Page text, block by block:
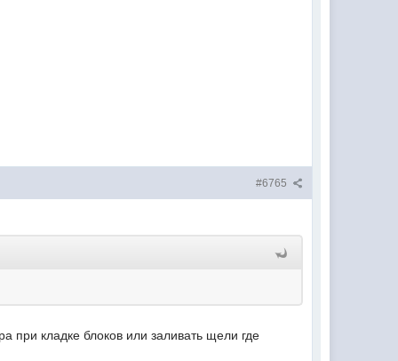
#6765
при кладке блоков или заливать щели где